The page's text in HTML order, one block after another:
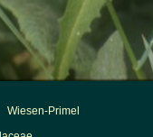
Primel